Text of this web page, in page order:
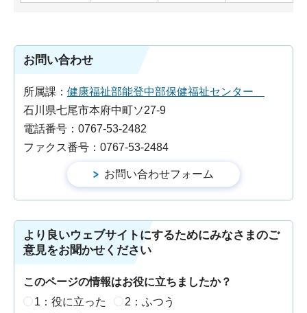
お問い合わせ
所属課： 健康福祉部能登中部保健福祉センター
石川県七尾市本府中町ソ27-9
電話番号：0767-53-2482
ファクス番号：0767-53-2484
より良いウェブサイトにするためにみなさまのご
意見をお聞かせください
このページの情報はお役に立ちましたか？
1：役に立った
2：ふつう